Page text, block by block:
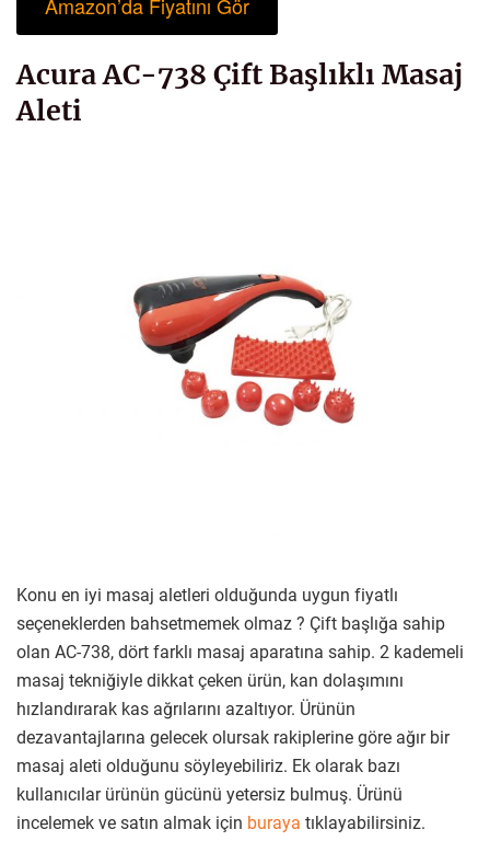
Acura AC-738 Çift Başlıklı Masaj
Aleti
Konu en iyi masaj aletleri olduğunda uygun fiyatlı
seçeneklerden bahsetmemek olmaz ? Çift başlığa sahip
olan AC-738, dört farklı masaj aparatına sahip. 2 kademeli
masaj tekniğiyle dikkat çeken ürün, kan dolaşımını
hızlandırarak kas ağrılarını azaltıyor. Ürünün
dezavantajlarına gelecek olursak rakiplerine göre ağır bir
masaj aleti olduğunu söyleyebiliriz. Ek olarak bazı
kullanıcılar ürünün gücünü yetersiz bulmuş. Ürünü
incelemek ve satın almak için buraya tıklayabilirsiniz.